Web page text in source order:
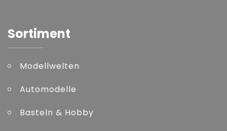
Sortiment
Modellwelten
Automodelle
Basteln & Hobby